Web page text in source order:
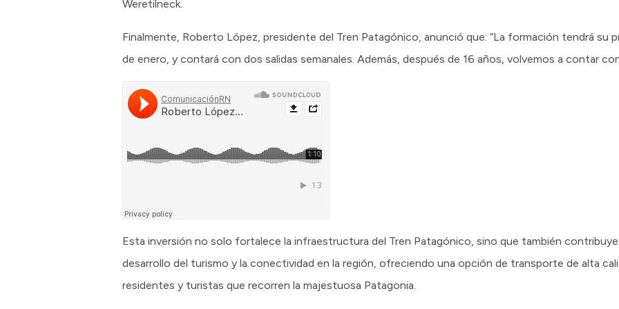
Weretilneck.
Finalmente, Roberto López, presidente del Tren Patagónico, anunció que: “La formación tendrá su
de enero, y contará con dos salidas semanales. Además, después de 16 años, volvemos a contar
Esta inversión no solo fortalece la infraestructura del Tren Patagónico, sino que también
desarrollo del turismo y la conectividad en la región, ofreciendo una opción de transporte de alta
residentes y turistas que recorren la majestuosa Patagonia.